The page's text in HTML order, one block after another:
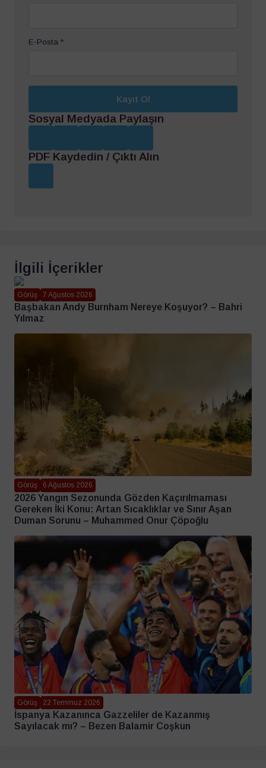
E-Posta *
Kayıt Ol
Sosyal Medyada Paylaşın
PDF Kaydedin / Çıktı Alın
İlgili İçerikler
Görüş 7 Ağustos 2026
Başbakan Andy Burnham Nereye Koşuyor? – Bahri
Yılmaz
Görüş 6 Ağustos 2026
2026 Yangın Sezonunda Gözden Kaçırılmaması
Gereken İki Konu: Artan Sıcaklıklar ve Sınır Aşan
Duman Sorunu – Muhammed Onur Çöpoğlu
Görüş 22 Temmuz 2026
İspanya Kazanınca Gazzeliler de Kazanmış
Sayılacak mı? – Bezen Balamir Coşkun